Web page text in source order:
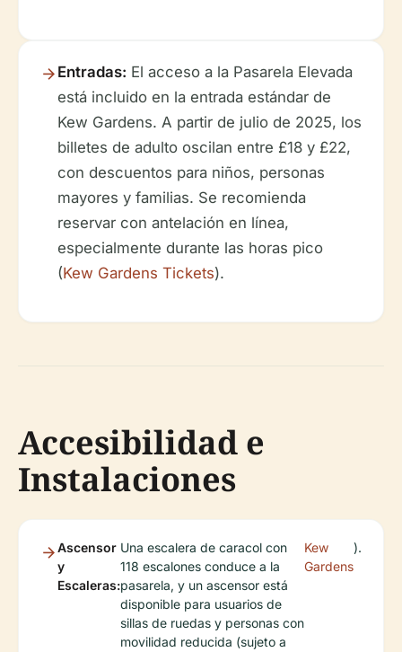
Entradas: El acceso a la Pasarela Elevada
está incluido en la entrada estándar de
Kew Gardens. A partir de julio de 2025, los
billetes de adulto oscilan entre £18 y £22,
con descuentos para niños, personas
mayores y familias. Se recomienda
reservar con antelación en línea,
especialmente durante las horas pico
(Kew Gardens Tickets).
Accesibilidad e
Instalaciones
Ascensor
y
Escaleras:
Una escalera de caracol con
118 escalones conduce a la
pasarela, y un ascensor está
disponible para usuarios de
sillas de ruedas y personas con
movilidad reducida (sujeto a
Kew
Gardens
).